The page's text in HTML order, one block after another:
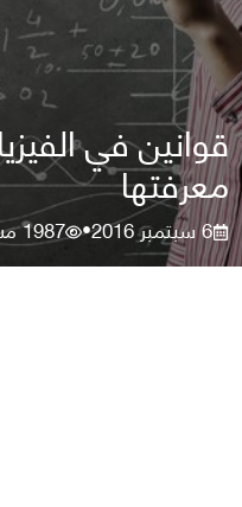
قوانين في
معرفتها
6 سبتمبر 2016 •
1987